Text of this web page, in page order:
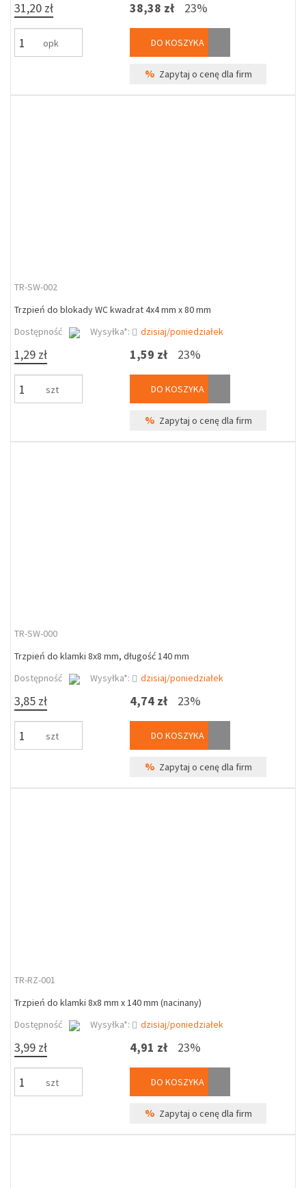
31,20 zł
opk
38,38 zł 23%
DO KOSZYKA
% Zapytaj o cenę dla firm
TR-SW-002
Trzpień do blokady WC kwadrat 4x4 mm x 80 mm
Dostępność
Wysyłka*: dzisiaj/poniedziałek
1,29 zł
szt
1,59 zł 23%
DO KOSZYKA
% Zapytaj o cenę dla firm
TR-SW-000
Trzpień do klamki 8x8 mm, długość 140 mm
Dostępność
Wysyłka*: dzisiaj/poniedziałek
3,85 zł
szt
4,74 zł 23%
DO KOSZYKA
% Zapytaj o cenę dla firm
TR-RZ-001
Trzpień do klamki 8x8 mm x 140 mm (nacinany)
Dostępność
Wysyłka*: dzisiaj/poniedziałek
3,99 zł
szt
4,91 zł 23%
DO KOSZYKA
% Zapytaj o cenę dla firm